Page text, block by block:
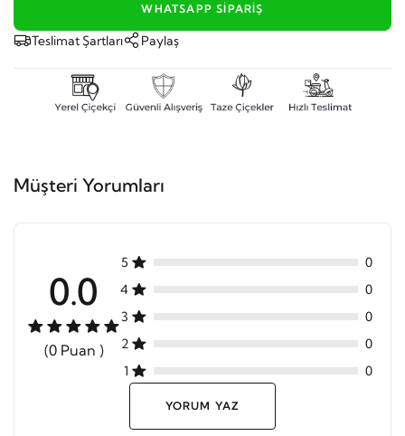
WHATSAPP SIPARIŞ
Teslimat Şartları Paylaş
Müşteri Yorumları
0.0
(0 Puan )
5
0
4
0
3
0
2
0
1
0
YORUM YAZ